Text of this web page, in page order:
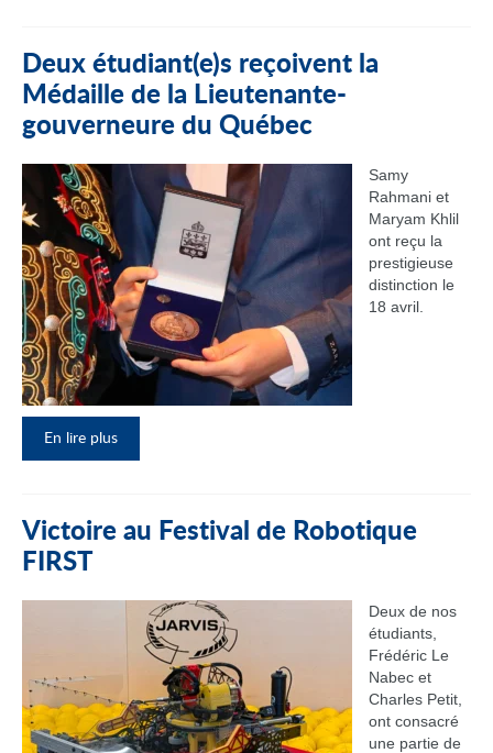
Deux étudiant(e)s reçoivent la
Médaille de la Lieutenante-
gouverneure du Québec
Samy
Rahmani et
Maryam Khlil
ont reçu la
prestigieuse
distinction le
18 avril.
En lire plus
Victoire au Festival de Robotique
FIRST
Deux de nos
étudiants,
Frédéric Le
Nabec et
Charles Petit,
ont consacré
une partie de